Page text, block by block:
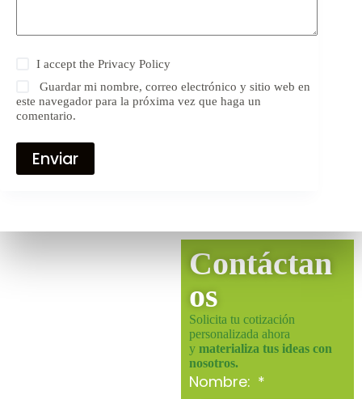
I accept thePrivacy Policy
Guardar mi nombre, correo electrónico y sitio web en
este navegador para la próxima vez que haga un
comentario.
Enviar
Contáctan
os
Solicita tu cotización
personalizada ahora
y materializa tus ideas con
nosotros.
Nombre: